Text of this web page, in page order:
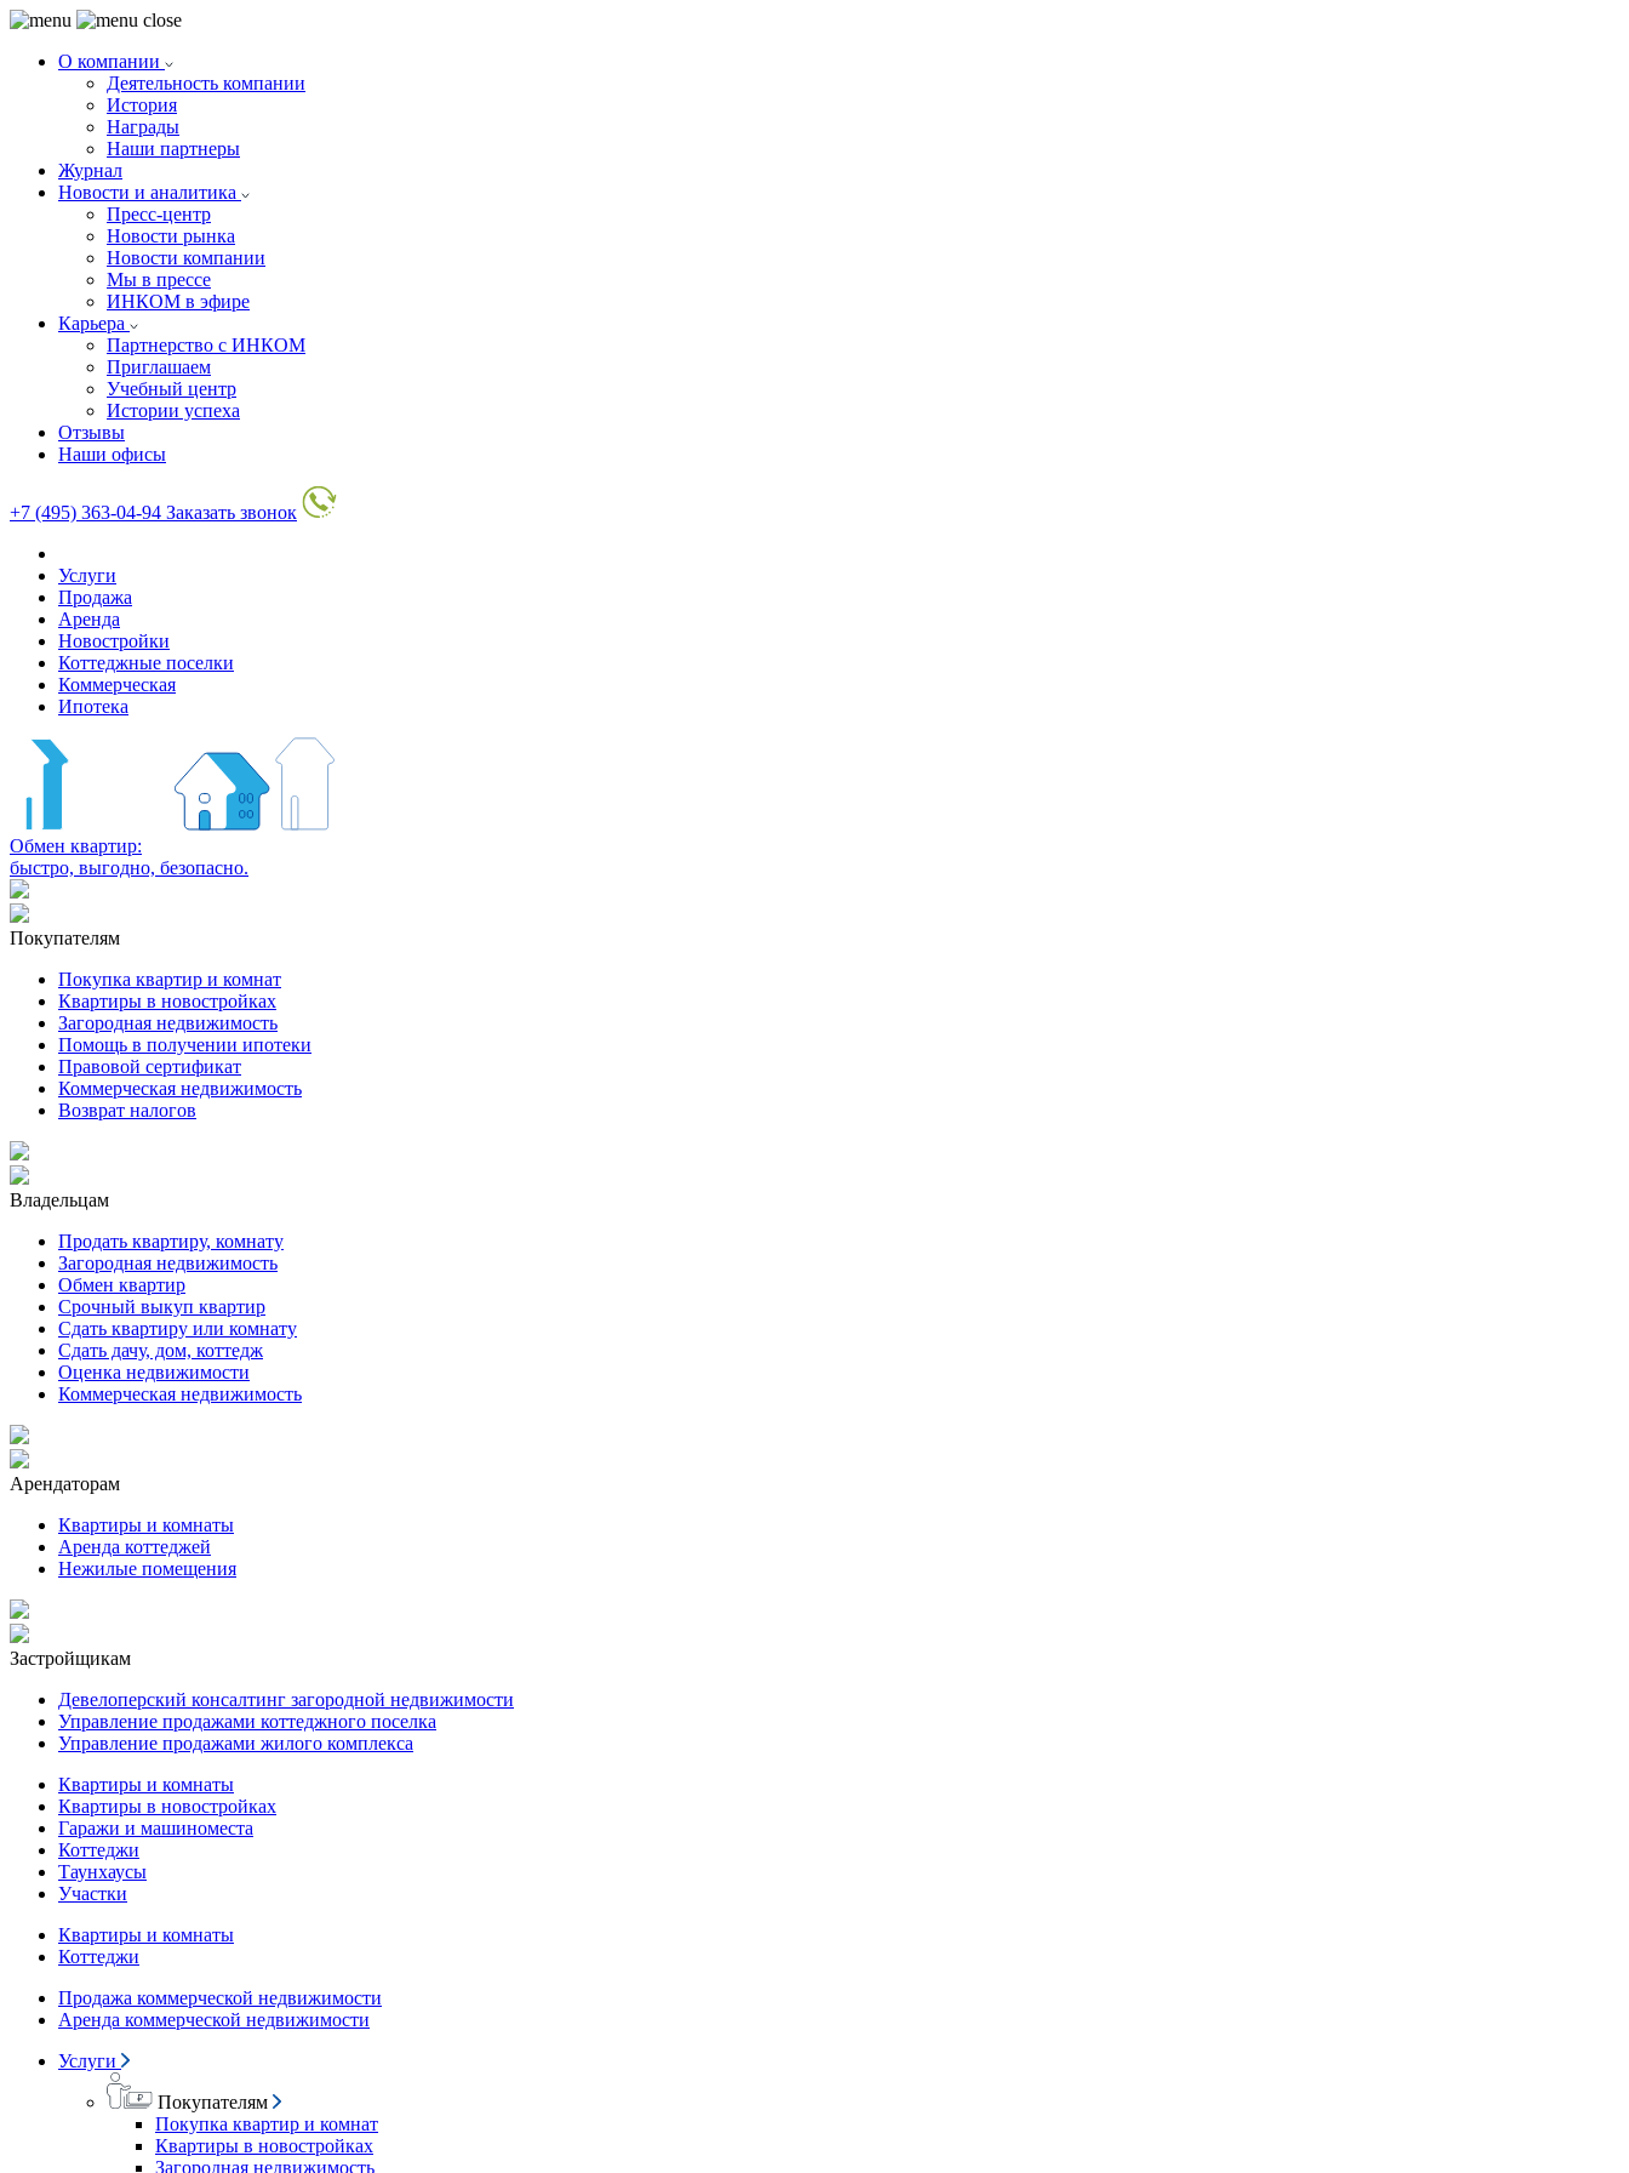
О компании
Деятельность компании
История
Награды
Наши партнеры
Журнал
Новости и аналитика
Пресс-центр
Новости рынка
Новости компании
Мы в прессе
ИНКОМ в эфире
Карьера
Партнерство с ИНКОМ
Приглашаем
Учебный центр
Истории успеха
Отзывы
Наши офисы
+7 (495) 363-04-94 Заказать звонок
Услуги
Продажа
Аренда
Новостройки
Коттеджные поселки
Коммерческая
Ипотека
Обмен квартир:
быстро, выгодно, безопасно.
Покупателям
Покупка квартир и комнат
Квартиры в новостройках
Загородная недвижимость
Помощь в получении ипотеки
Правовой сертификат
Коммерческая недвижимость
Возврат налогов
Владельцам
Продать квартиру, комнату
Загородная недвижимость
Обмен квартир
Срочный выкуп квартир
Сдать квартиру или комнату
Сдать дачу, дом, коттедж
Оценка недвижимости
Коммерческая недвижимость
Арендаторам
Квартиры и комнаты
Аренда коттеджей
Нежилые помещения
Застройщикам
Девелоперский консалтинг загородной недвижимости
Управление продажами коттеджного поселка
Управление продажами жилого комплекса
Квартиры и комнаты
Квартиры в новостройках
Гаражи и машиноместа
Коттеджи
Таунхаусы
Участки
Квартиры и комнаты
Коттеджи
Продажа коммерческой недвижимости
Аренда коммерческой недвижимости
Услуги
Покупателям
Покупка квартир и комнат
Квартиры в новостройках
Загородная недвижимость